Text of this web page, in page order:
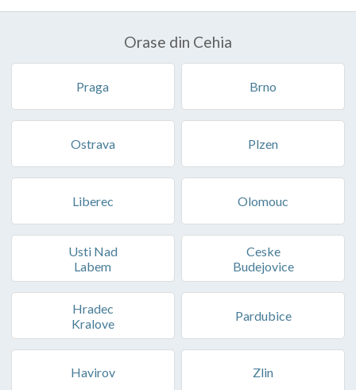
Orase din Cehia
Praga Brno
Ostrava Plzen
Liberec Olomouc
Usti Nad
Labem
Ceske
Budejovice
Hradec
Kralove
Pardubice
Havirov Zlin